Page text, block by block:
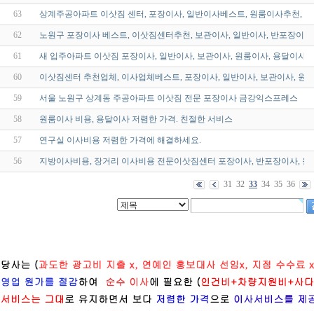
63 상계주공아파트 이삿짐 센터, 포장이사, 일반이사베스트, 원룸이사추천,
62 노원구 포장이사 베스트, 이삿짐센터추천, 보관이사, 일반이사, 반포장이
61 새 입주아파트 이삿짐 포장이사, 일반이사, 보관이사, 원룸이사, 용달이사
60 이삿짐센터 추천업체, 이사업체베스트, 포장이사, 일반이사, 보관이사, 원
59 서울 노원구 상계동 주공아파트 이삿짐 전문 포장이사 금강익스프레스
58 원룸이사 비용, 용달이사 저렴한 가격. 친절한 서비스
57 연구실 이사비용 저렴한 가격에 해결하세요.
56 지방이사비용, 장거리 이사비용 전문이삿짐센터 포장이사, 반포장이사,
31 32 33 34 35 36